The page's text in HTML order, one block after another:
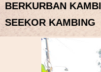
BERKURBAN
SEEKOR KAMBING